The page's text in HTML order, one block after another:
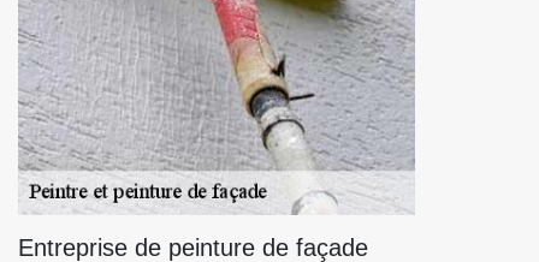
Entreprise de peinture de façade